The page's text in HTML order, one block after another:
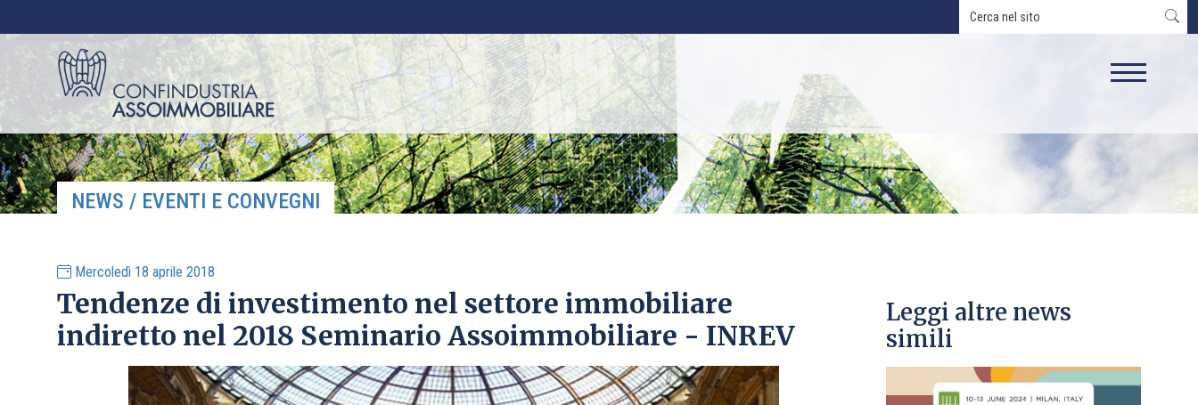
NEWS / EVENTI E CONVEGNI
Mercoledì 18 aprile 2018
Tendenze di investimento nel settore immobiliare
indiretto nel 2018 Seminario Assoimmobiliare - INREV
Leggi altre news
simili